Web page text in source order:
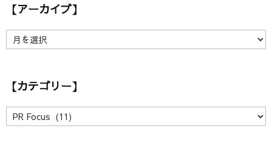
【アーカイブ】
ア
イ
】
【カテゴリー】
【
カ